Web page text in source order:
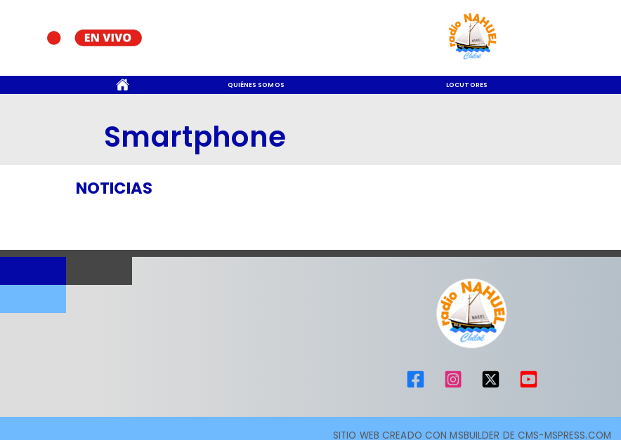
QUIÉNES SOMOS LOCUTORES
Smartphone
NOTICIAS
SITIO WEB CREADO CON MSBUILDER DE CMS-MSPRESS.COM